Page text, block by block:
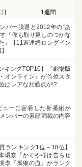
1週間
バー脱退と2012年の“あ
「僕も取り返しのつかな
」【11週連続ロングイン
キングTOP10】『劇場版
オンライン』が首位スタ
はレアな共通点が!?
ューに密着した新番組が
ンバーの素顔満載の内容
ランキング1位～10位】
環奈『かぐや様は告らせ
李『孤狼の血』がランク